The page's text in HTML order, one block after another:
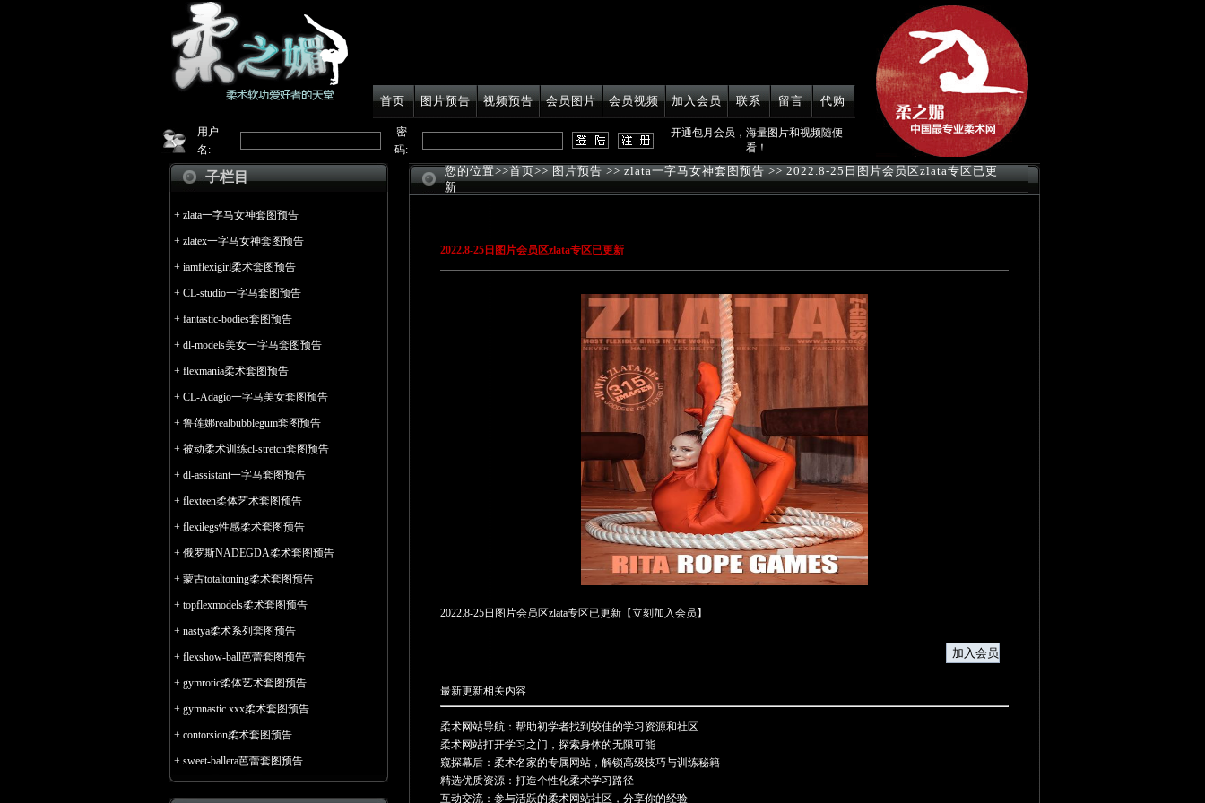
首页 图片预告 视频预告 会员图片 会员视频 加入会员 联系 留言 代购
用户
名:
密
码:
开通包月会员，海量图片和视频随便
看！
子栏目
+ zlata一字马女神套图预告
+ zlatex一字马女神套图预告
+ iamflexigirl柔术套图预告
+ CL-studio一字马套图预告
+ fantastic-bodies套图预告
+ dl-models美女一字马套图预告
+ flexmania柔术套图预告
+ CL-Adagio一字马美女套图预告
+ 鲁莲娜realbubblegum套图预告
+ 被动柔术训练cl-stretch套图预告
+ dl-assistant一字马套图预告
+ flexteen柔体艺术套图预告
+ flexilegs性感柔术套图预告
+ 俄罗斯NADEGDA柔术套图预告
+ 蒙古totaltoning柔术套图预告
+ topflexmodels柔术套图预告
+ nastya柔术系列套图预告
+ flexshow-ball芭蕾套图预告
+ gymrotic柔体艺术套图预告
+ gymnastic.xxx柔术套图预告
+ contorsion柔术套图预告
+ sweet-ballera芭蕾套图预告
您的位置>>首页>> 图片预告 >> zlata一字马女神套图预告 >> 2022.8-25日图片会员区zlata专区已更
新
2022.8-25日图片会员区zlata专区已更新
2022.8-25日图片会员区zlata专区已更新【立刻加入会员 】
最新更新相关内容
柔术网站导航：帮助初学者找到较佳的学习资源和社区
柔术网站打开学习之门，探索身体的无限可能
窥探幕后：柔术名家的专属网站，解锁高级技巧与训练秘籍
精选优质资源：打造个性化柔术学习路径
互动交流：参与活跃的柔术网站社区，分享你的经验